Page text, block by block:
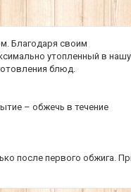
Благодаря своим
утопленный в нашу
блюд.
– обжечь в течение
после первого обжига.